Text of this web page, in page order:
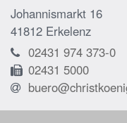
Johannismarkt 16
41812 Erkelenz
02431 974 373-0
02431 5000